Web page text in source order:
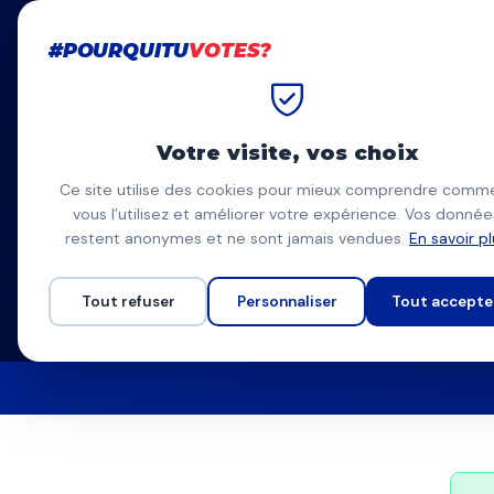
#POURQUITU
Municipales 2026
MunicipalesBayonne
Le comparateur de programmes indépendant
#POURQUITUVOTES?
Votre visite, vos choix
Ce site utilise des cookies pour mieux comprendre
vous l’utilisez et améliorer votre expérience. Vos
restent anonymes et ne sont jamais vendues. En savoir
Tout refuser Personnaliser Tout